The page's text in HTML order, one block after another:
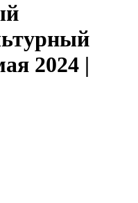
2024 |